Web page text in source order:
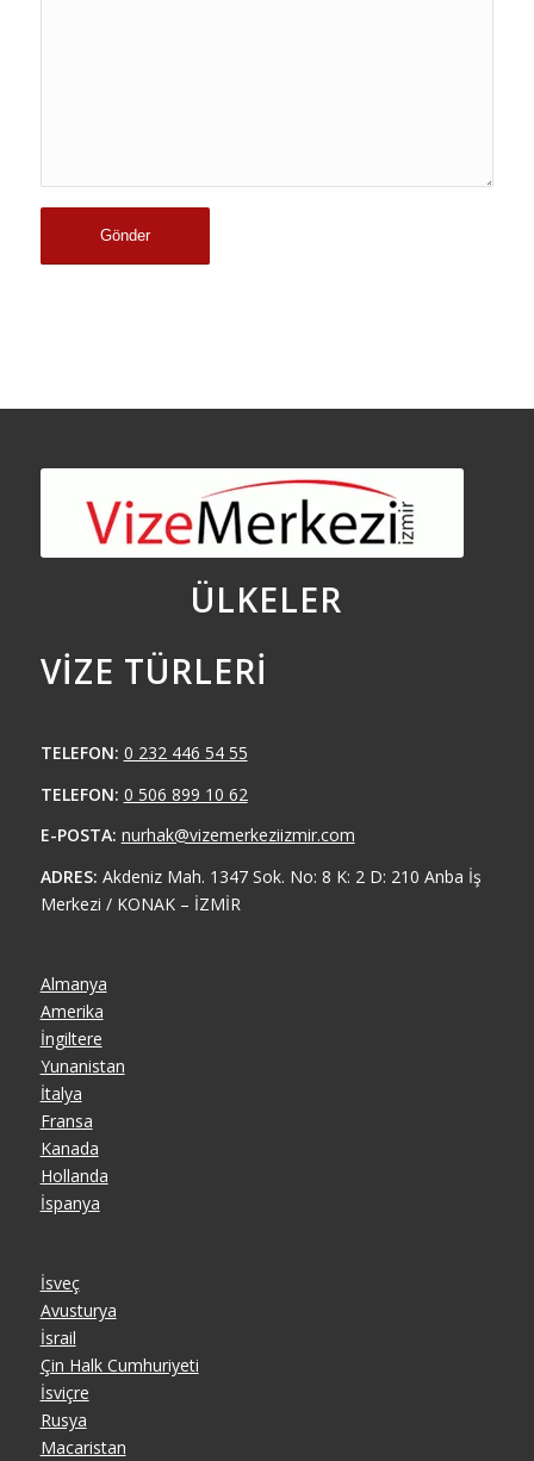
ÜLKELER
VIZE TÜRLERI
TELEFON: 0 232 446 54 55
TELEFON: 0 506 899 10 62
E-POSTA: nurhak@vizemerkeziizmir.com
ADRES: Akdeniz Mah. 1347 Sok. No: 8 K: 2 D: 210 Anba İş
Merkezi / KONAK – İZMİR
Almanya
Amerika
İngiltere
Yunanistan
İtalya
Fransa
Kanada
Hollanda
İspanya
İsveç
Avusturya
İsrail
Çin Halk Cumhuriyeti
İsviçre
Rusya
Macaristan